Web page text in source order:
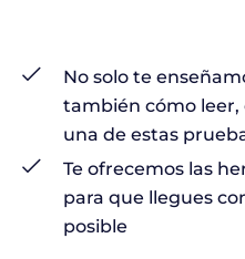
No solo te
también cómo
una de estas
Te ofrecemos las
para que llegues
posible